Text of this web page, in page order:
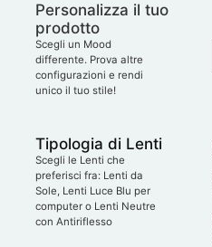
Personalizza il tuo
prodotto
Scegli un Mood
differente. Prova altre
configurazioni e rendi
unico il tuo stile!
Tipologia di Lenti
Scegli le Lenti che
preferisci fra: Lenti da
Sole, Lenti Luce Blu per
computer o Lenti Neutre
con Antiriflesso